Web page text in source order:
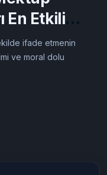
En Etkili
5 Yolu
ifade etmenin
ve moral dolu